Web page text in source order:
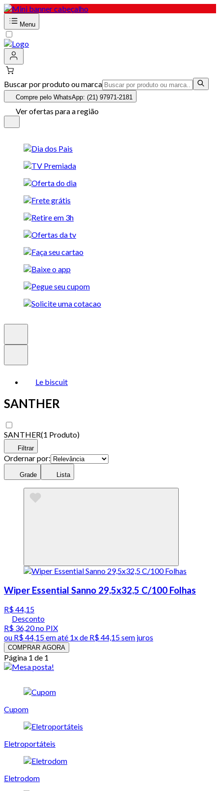
Menu
Buscar por produto ou marca
Compre pelo WhatsApp: (21) 97971-2181
Ver ofertas para a região
Le biscuit
SANTHER
SANTHER(1 Produto)
Filtrar
Ordernar por:
Grade Lista
Wiper Essential Sanno 29,5x32,5 C/100 Folhas
R$ 44,15
Desconto
R$ 36,20no PIX
ou R$ 44,15em até 1x de R$ 44,15sem juros
COMPRAR AGORA
Página 1 de 1
Cupom
Eletroportáteis
Eletrodom